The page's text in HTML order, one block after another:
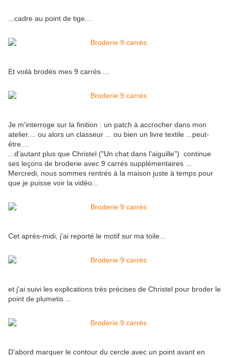
...cadre au point de tige...
Et voilà brodés mes 9 carrés ...
Je m'interroge sur la finition : un patch à accrocher dans mon
atelier.... ou alors un classeur ... ou bien un livre textile ...peut-
être....
...d'autant plus que Christel ("Un chat dans l'aiguille") continue
ses leçons de broderie avec 9 carrés supplémentaires ...
Mercredi, nous sommes rentrés à la maison juste à temps pour
que je puisse voir la vidéo...
Cet après-midi, j'ai reporté le motif sur ma toile...
et j'ai suivi les explications très précises de Christel pour broder le
point de plumetis ...
D'abord marquer le contour du cercle avec un point avant en